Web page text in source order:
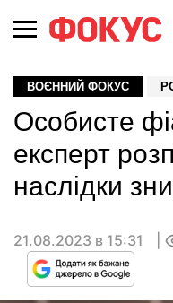
ВОЄННИЙ ФОКУС
Особисте
експерт
наслідки
21.08.2023 в 15:31